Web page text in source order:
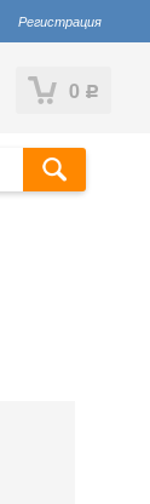
Регистрация
0 Р